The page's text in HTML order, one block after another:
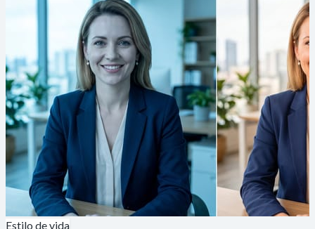
Estilo de vida